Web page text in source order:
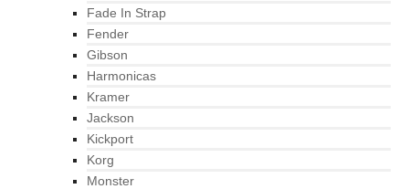
Fade In Strap
Fender
Gibson
Harmonicas
Kramer
Jackson
Kickport
Korg
Monster